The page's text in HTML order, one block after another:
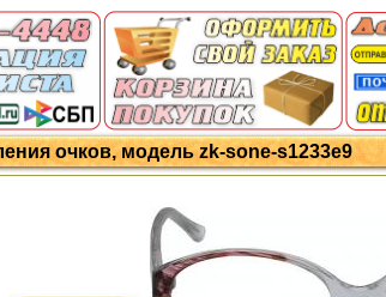
очков, модель zk-sone-s1233e9